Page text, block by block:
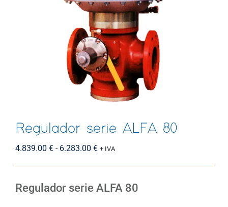
Regulador serie ALFA 80
4.839.00 € - 6.283.00 €Rango
desde
+ IVA
Regulador serie ALFA 80